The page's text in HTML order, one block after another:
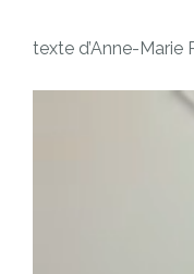
texte d’Anne-Marie